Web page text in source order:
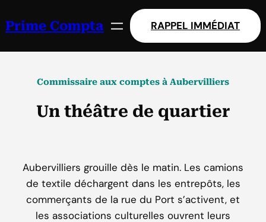
Prime Compta RAPPEL IMMÉDIAT
Commissaire aux comptes à Aubervilliers
Un théâtre de quartier
Aubervilliers grouille dès le matin. Les camions
de textile déchargent dans les entrepôts, les
commerçants de la rue du Port s’activent, et
les associations culturelles ouvrent leurs